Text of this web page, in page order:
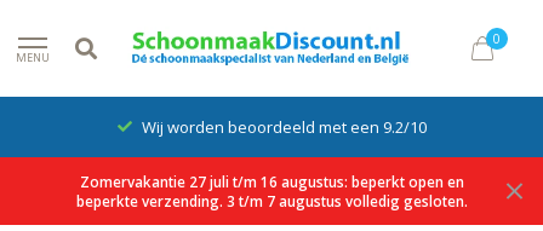
MENU
0
Wij worden beoordeeld met een 9.2/10
Zomervakantie 27 juli t/m 16 augustus: beperkt open en
beperkte verzending. 3 t/m 7 augustus volledig gesloten.